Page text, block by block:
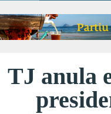
TJ anula